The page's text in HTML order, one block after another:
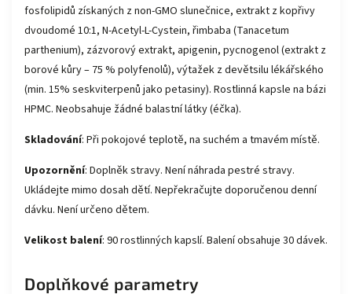
fosfolipidů získaných z non-GMO slunečnice, extrakt z kopřivy
dvoudomé 10:1, N-Acetyl-L-Cystein, řimbaba (Tanacetum
parthenium), zázvorový extrakt, apigenin, pycnogenol (extrakt z
borové kůry – 75 % polyfenolů), výtažek z devětsilu lékářského
(min. 15% seskviterpenů jako petasiny). Rostlinná kapsle na bázi
HPMC. Neobsahuje žádné balastní látky (éčka).
Skladování: Při pokojové teplotě, na suchém a tmavém místě.
Upozornění: Doplněk stravy. Není náhrada pestré stravy.
Ukládejte mimo dosah dětí. Nepřekračujte doporučenou denní
dávku. Není určeno dětem.
Velikost balení: 90 rostlinných kapslí. Balení obsahuje 30 dávek.
Doplňkové parametry